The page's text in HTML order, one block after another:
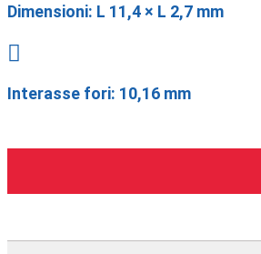
Dimensioni: L 11,4 × L 2,7 mm

Interasse fori: 10,16 mm